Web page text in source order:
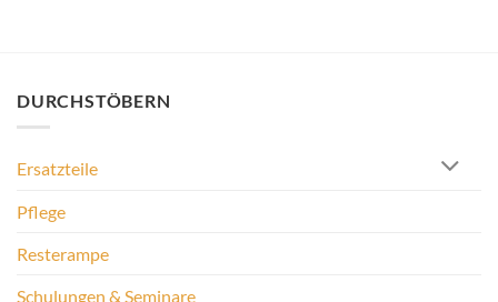
DURCHSTÖBERN
Ersatzteile
Pflege
Resterampe
Schulungen & Seminare